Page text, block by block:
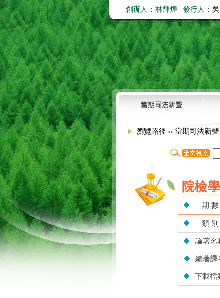
創辦人：林輝煌 | 發行人：
瀏覽路徑 >> 當期司法新
院檢
期 數
類 別
論著名
編著譯
下載檔